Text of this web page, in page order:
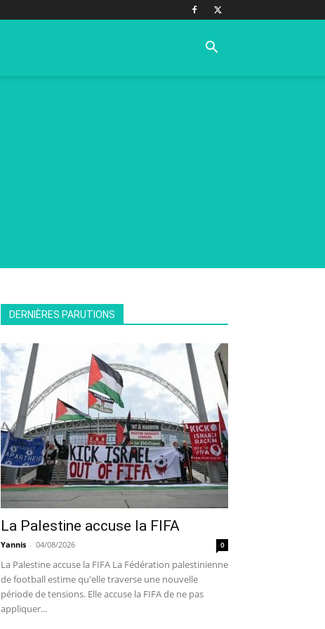
DERNIÈRES PARUTIONS
La Palestine accuse la FIFA
Yannis - 04/08/2026 0
La Palestine accuse la FIFA La Fédération palestinienne
de football estime qu'elle traverse une nouvelle
période de tensions. Elle accuse la FIFA de ne pas
appliquer...